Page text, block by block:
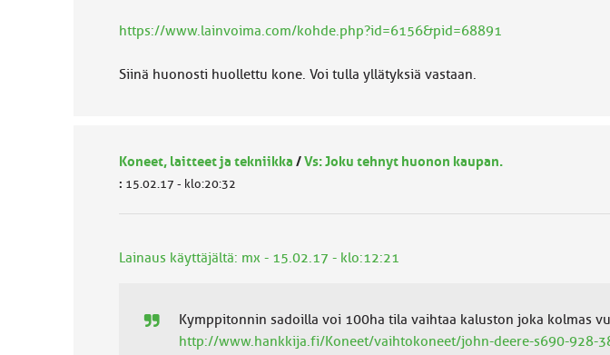
https://www.lainvoima.com/kohde.php?id=6156&pid=68891
Siinä huonosti huollettu kone. Voi tulla yllätyksiä vastaan.
Koneet, laitteet ja tekniikka /Vs: Joku tehnyt huonon kaupan.
: 15.02.17 - klo:20:32
Lainaus käyttäjältä: mx - 15.02.17 - klo:12:21
Kymppitonnin sadoilla voi 100ha tila vaihtaa kaluston joka kolmas
http://www.hankkija.fi/Koneet/vaihtokoneet/john-deere-s690-928-